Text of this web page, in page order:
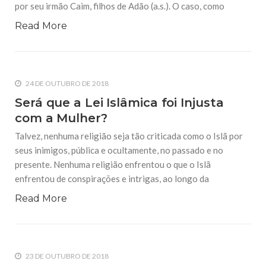
por seu irmão Caim, filhos de Adão (a.s.). O caso, como
Read More
24 DE OUTUBRO DE 2018
Será que a Lei Islâmica foi Injusta
com a Mulher?
Talvez, nenhuma religião seja tão criticada como o Islã por
seus inimigos, pública e ocultamente, no passado e no
presente. Nenhuma religião enfrentou o que o Islã
enfrentou de conspirações e intrigas, ao longo da
Read More
23 DE OUTUBRO DE 2018